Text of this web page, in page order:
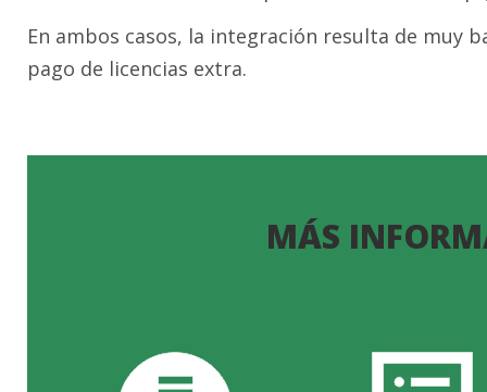
En ambos casos, la integración resulta de muy
pago de licencias extra.
MÁS